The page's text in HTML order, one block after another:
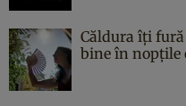
Căldura îți
bine în nopțile